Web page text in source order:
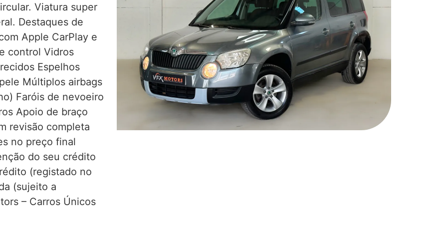
Viatura super
Destaques de
Apple CarPlay e
control Vidros
Espelhos
Múltiplos airbags
Faróis de nevoeiro
Apoio de braço
revisão completa
no preço final
do seu crédito
(registado no
(sujeito a
– Carros Únicos